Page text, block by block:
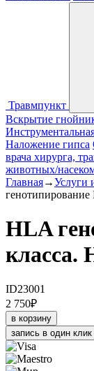
Травмпункт
Вскрытие
Наложение гипса
врача хирурга,
животных/
Главная→Услуги
HLA
класса.
ID23001
2 750₽
в корзину
запись в один клик